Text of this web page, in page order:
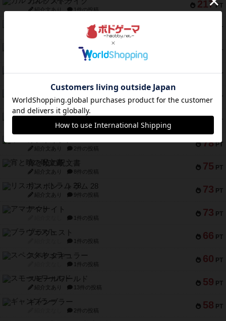
217 PT
紹介文あり 1件の投稿
PT
1件の投稿
PT
1件の投稿
108 PT
94 PT
紹介文あり 1件の投稿
79 PT
テンプテーション
紹介文なし 2件の投稿
78 PT
紹介文あり 2件の投稿
75 PT
宵と暁の呪文書
紹介文あり 8件の投稿
73 PT
リスボン・トラム 28
紹介文あり 9件の投稿
73 PT
アマナイト
1件の投稿
66 PT
ブラヴェスト
1件の投稿
60 PT
スペクタキュラー
1件の投稿
59 PT
スモールワールド
紹介文あり 13件の投稿
58 PT
ギャンブラー
2件の投稿